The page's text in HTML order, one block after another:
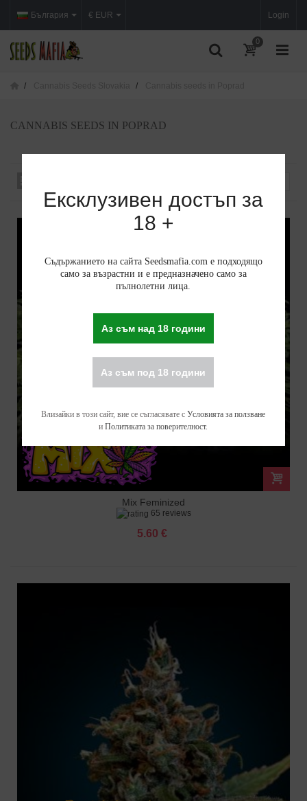
България Login
€ EUR
0
CANNABIS SEEDS IN POPRAD
Mix Feminized
65 reviews
5.60 €
Ексклузивен достъп за
18 +
Съдържанието на сайта Seedsmafia.com е подходящо
само за възрастни и е предназначено само за
пълнолетни лица.
Аз съм над 18 години
Аз съм под 18 години
Влизайки в този сайт, вие се съгласявате сУсловията за ползване
иПолитиката за поверителност.